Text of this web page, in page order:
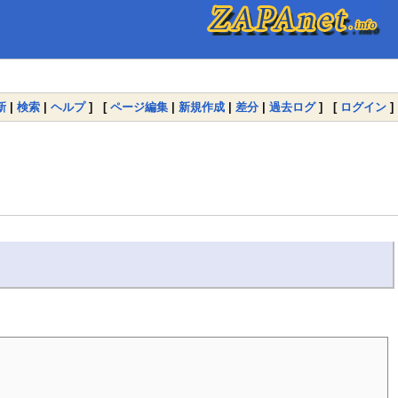
| 検索 | ヘルプ] [ ページ編集 | 新規作成 | 差分 | 過去ログ] [ ログイン ]